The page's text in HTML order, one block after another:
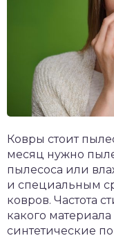
Ковры стоит
месяц нужно
пылесоса или
и специальным
ковров. Частота
какого
синтетические